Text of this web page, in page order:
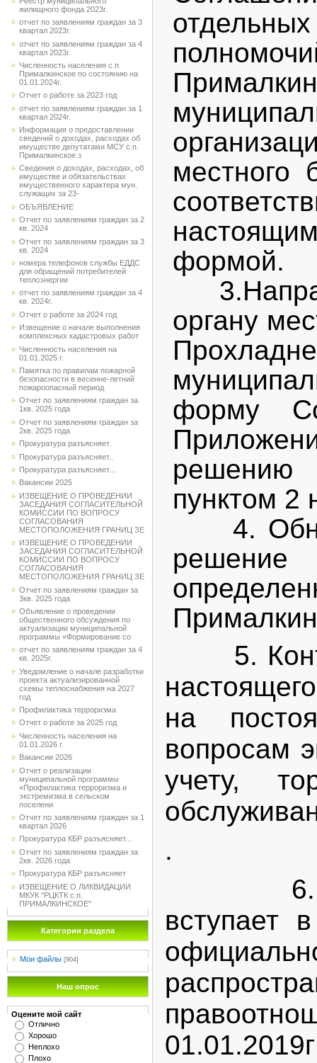
жилищного фонда 2023г.
отчет по заявлениям граждан за 3
квартал 2023г.
отчет по заявлениям граждан за 4
квартал 2023г.
Численность населения с.п.
Прималкинское по состоянию на
01.01.2024г.
Отчет о работе за 2023 год
отчет по заявлениям граждан за 1
квартал 2024г.
Информация о предоставлении
сведений о доходах, расходах об
имуществе депутатами МСУ с.п.
Прималкинское з
Сведения о доходах, расходах, об
имуществе и обязательствах
имущественного характера мун.
служащих за 23-
ОБЪЯВЛЕНИЕ
Отчет по заявлениям граждан за 2
кв. 2024
Отчет по заявлениям граждан за 3
кв. 2024
номера телефонов службы ЕДДС
для обращений потребителей
теплоэнергии
отчет по заявлениям граждан за 4
кв. 2024г.
Отчет о работе за 2024 год
Извещение о начале выполнения
комплексных кадастровых работ
Численность населения на
01.01.2025 г.
Памятка по правилам пожарной
безопасности в весенне-летний
пожароопасный период
Отчет по заявлениям граждан за
1кв. 2025 года
Отчет по заявлениям граждан за
2кв. 2025 года
Прокуратура разъясняет.
Прокуратура разъясняет..
Прокуратура разъясняет...
Вакансии 2025
ИЗВЕЩЕНИЕ О ПРОВЕДЕНИИ
ЗАСЕДАНИЯ СОГЛАСИТЕЛЬНОЙ
КОМИССИИ ПО ВОПРОСУ
СОГЛАСОВАНИЯ
МЕСТОПОЛОЖЕНИЯ ГРАНИЦ ЗЕ
ИЗВЕЩЕНИЕ О ПРОВЕДЕНИИ
ЗАСЕДАНИЯ СОГЛАСИТЕЛЬНОЙ
КОМИССИИ ПО ВОПРОСУ
СОГЛАСОВАНИЯ
МЕСТОПОЛОЖЕНИЯ ГРАНИЦ ЗЕ
Отчет по заявлениям граждан за
3кв. 2025 года
Объявление о проведении
общественного обсуждения по
актуализации муниципальной
программы «Формирование со
отчет по заявлениям граждан за 4
кв. 2025г.
Уведомление о начале разработки
проекта актуализированной
схемы теплоснабжения на 2027
год
Профилактика терроризма
Отчет о работе за 2025 год
Численность населения на
01.01.2026 г.
Вакансии 2026
Отчет о реализации
муниципальной программы
«Профилактика терроризма и
экстремизма в сельском
поселени
Отчет по заявлениям граждан за 1
квартал 2026
Прокуратура КБР разъясняет...
Отчет по заявлениям граждан за
2кв. 2026 года
Прокуратура КБР разъясняет
ИЗВЕЩЕНИЕ О ЛИКВИДАЦИИ
МКУК "РЦКТК с.п.
ПРИМАЛКИНСКОЕ"
Категории раздела
Мои файлы [904]
Наш опрос
Оцените мой сайт
Отлично
Хорошо
Неплохо
Плохо
местного
формой.
органу
форму
пунктом 2
4.
5.
на
вопросам
учету,
.
6
вступает
01.01.2019г